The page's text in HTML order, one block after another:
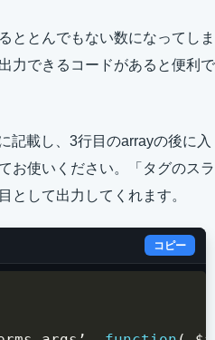
ととんでもない数になってしま
力できるコードがあると便利で
記載し、3行目のarrayの後に入
お使いください。「タグのスラ
として出力してくれます。
コピー